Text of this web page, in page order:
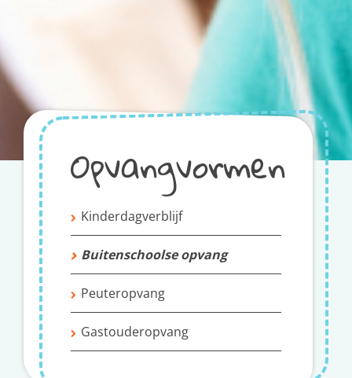
Opvangvormen
Kinderdagverblijf
Buitenschoolse opvang
Peuteropvang
Gastouderopvang